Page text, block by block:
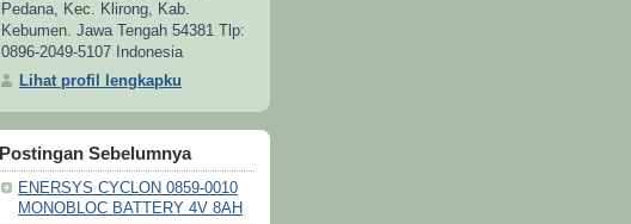
Pedana, Kec. Klirong, Kab.
Kebumen. Jawa Tengah 54381 Tlp:
0896-2049-5107 Indonesia
Lihat profil lengkapku
Postingan Sebelumnya
ENERSYS CYCLON 0859-0010
MONOBLOC BATTERY 4V 8AH